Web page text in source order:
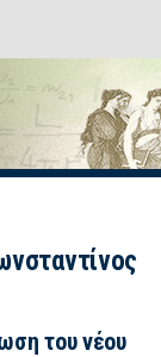
του νέου